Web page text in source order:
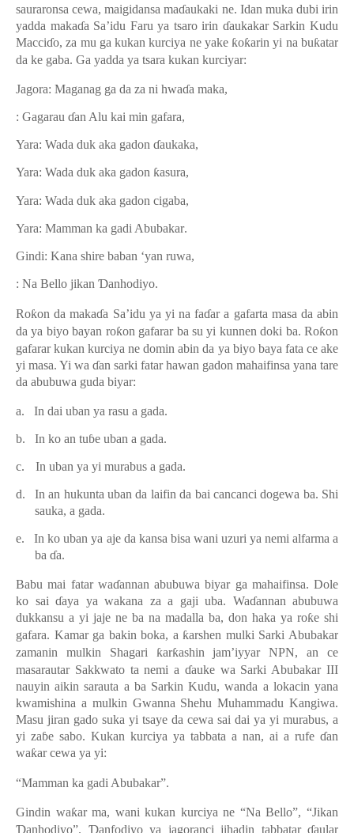
sauraronsa cewa, maigidansa maɗaukaki ne. Idan muka dubi irin
yadda makaɗa Sa’idu Faru ya tsaro irin ɗaukakar Sarkin Kudu
Macciɗo, za mu ga kukan kurciya ne yake ƙoƙarin yi na buƙatar
da ke gaba. Ga yadda ya tsara kukan kurciyar:
Jagora: Maganag ga da za ni hwaɗa maka,
: Gagarau ɗan Alu kai min gafara,
Yara: Wada duk aka gadon ɗaukaka,
Yara: Wada duk aka gadon ƙasura,
Yara: Wada duk aka gadon cigaba,
Yara: Mamman ka gadi Abubakar.
Gindi: Kana shire baban ‘yan ruwa,
: Na Bello jikan Ɗanhodiyo.
Roƙon da makaɗa Sa’idu ya yi na faɗar a gafarta masa da abin
da ya biyo bayan roƙon gafarar ba su yi kunnen doki ba.Roƙon
gafarar kukan kurciya ne domin abin da ya biyo baya fata ce ake
yi masa. Yi wa ɗan sarki fatar hawan gadon mahaifinsa yana tare
da abubuwa guda biyar:
a. In dai uban ya rasu a gada.
b. In ko an tuɓe uban a gada.
c. In uban ya yi murabus a gada.
d.
In an hukunta uban da laifin da bai cancanci dogewa ba. Shi
sauka, a gada.
e.
In ko uban ya aje da kansa bisa wani uzuri ya nemi alfarma a
ba ɗa.
Babu mai fatar waɗannan abubuwa biyar ga mahaifinsa. Dole
ko sai ɗaya ya wakana za a gaji uba. Waɗannan abubuwa
dukkansu a yi jaje ne ba na madalla ba, don haka ya roƙe shi
gafara. Kamar ga bakin boka, a ƙarshen mulki Sarki Abubakar
zamanin mulkin Shagari ƙarƙashin jam’iyyar NPN, an ce
masarautar Sakkwato ta nemi a ɗauke wa Sarki Abubakar III
nauyin aikin sarauta a ba Sarkin Kudu, wanda a lokacin yana
kwamishina a mulkin Gwanna Shehu Muhammadu Kangiwa.
Masu jiran gado suka yi tsaye da cewa sai dai ya yi murabus, a
yi zaɓe sabo. Kukan kurciya ya tabbata a nan, ai a rufe ɗan
waƙar cewa ya yi:
“Mamman ka gadi Abubakar”.
Gindin waƙar ma, wani kukan kurciya ne “Na Bello”, “Jikan
Ɗanhodiyo”. Ɗanfodiyo ya jagoranci jihadin tabbatar ɗaular